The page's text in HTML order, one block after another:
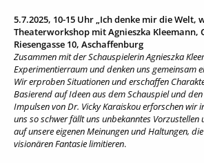
5.7.2025, 10-15 Uhr „Ich denke mir die Welt,
Theaterworkshop mit Agnieszka Kleemann,
Riesengasse 10, Aschaffenburg
Zusammen mit der Schauspielerin Agnieszka
Experimentierraum und denken uns gemeinsam
Wir erproben Situationen und erschaffen
Basierend auf Ideen aus dem Schauspiel und
Impulsen von Dr. Vicky Karaiskou erforschen wir
uns so schwer fällt uns unbekanntes Vorzustellen
auf unsere eigenen Meinungen und Haltungen,
visionären Fantasie limitieren.